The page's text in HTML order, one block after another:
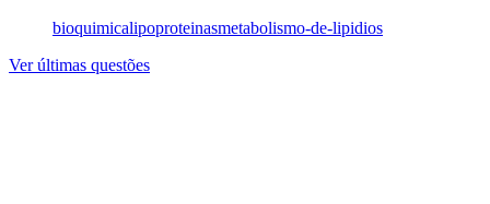
bioquimicalipoproteinasmetabolismo-de-lipidios
Ver últimas questões